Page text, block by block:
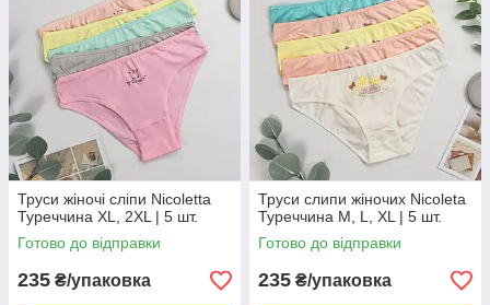
Труси жіночі сліпи Nicoletta
Туреччина XL, 2XL | 5 шт.
Готово до відправки
235 ₴/упаковка
Труси слипи жіночих Nicoleta
Туреччина M, L, XL | 5 шт.
Готово до відправки
235 ₴/упаковка